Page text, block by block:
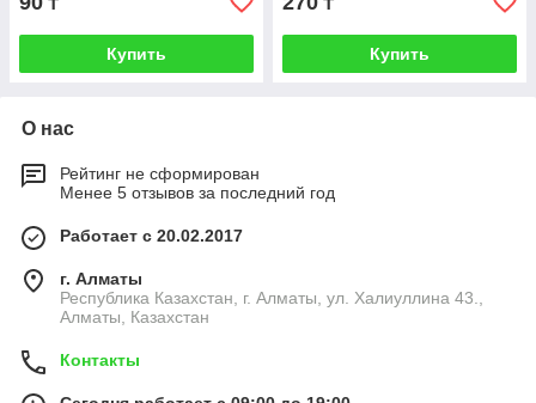
Купить Купить
О нас
Рейтинг не сформирован
Менее 5 отзывов за последний год
Работает с 20.02.2017
г. Алматы
Республика Казахстан, г. Алматы, ул. Халиуллина 43.,
Алматы, Казахстан
Контакты